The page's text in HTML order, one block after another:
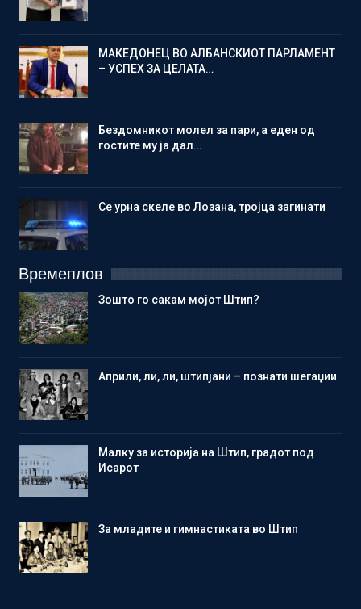
МАКЕДОНЕЦ ВО АЛБАНСКИОТ ПАРЛАМЕНТ
– УСПЕХ ЗА ЦЕЛАТА…
Бездомникот молел за пари, а еден од
гостите му ја дал…
Се урна скеле во Лозана, тројца загинати
Времеплов
Зошто го сакам мојот Штип?
Aприли, ли, ли, штипјани – познати шегаџии
Малку за историја на Штип, градот под
Исарот
Зa младите и гимнастиката во Штип